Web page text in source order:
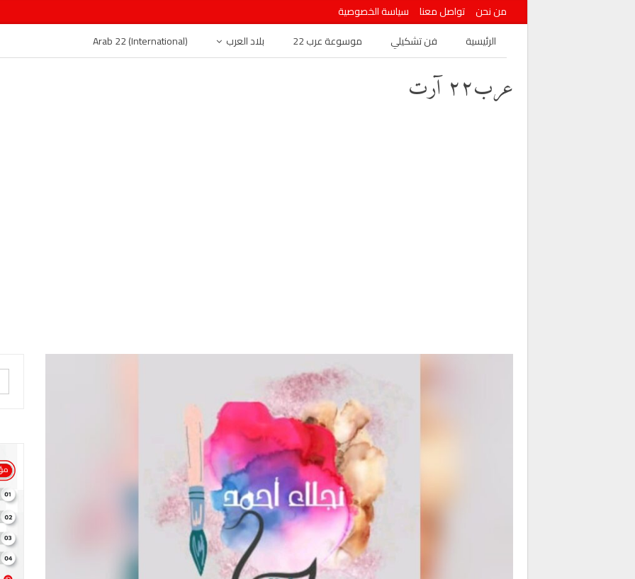
من نحن تواصل معنا
سياسة الخصوصية
الرئيسية
فن تشكيلي موسوعة عرب 22 بلاد العرب Arab 22 (International)
عرب٢٢ آرت